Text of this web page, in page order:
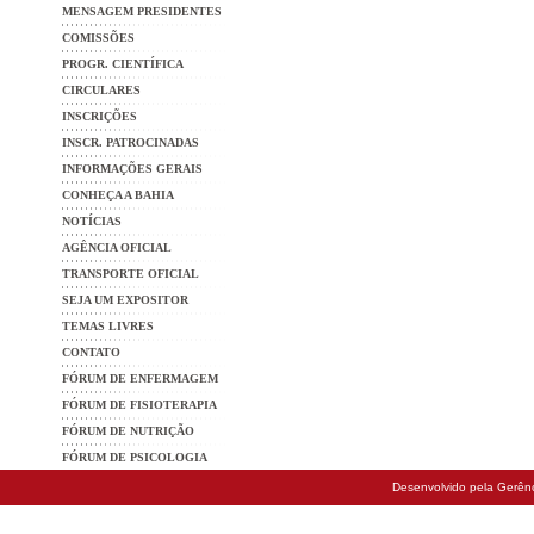
MENSAGEM PRESIDENTES
COMISSÕES
PROGR. CIENTÍFICA
CIRCULARES
INSCRIÇÕES
INSCR. PATROCINADAS
INFORMAÇÕES GERAIS
CONHEÇA A BAHIA
NOTÍCIAS
AGÊNCIA OFICIAL
TRANSPORTE OFICIAL
SEJA UM EXPOSITOR
TEMAS LIVRES
CONTATO
FÓRUM DE ENFERMAGEM
FÓRUM DE FISIOTERAPIA
FÓRUM DE NUTRIÇÃO
FÓRUM DE PSICOLOGIA
Desenvolvido pela